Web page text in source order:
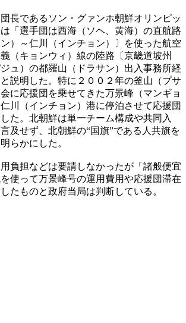
長であるソン・グァンホ朝鮮オリンピッ
「選手団は西海（ソヘ、黄海）の直航路
ン）～仁川（インチョン）〕を使った航空
（キョンウィ）線の陸路〔京畿道坡州
ジュ）の都羅山（ドラサン）出入事務所経
説明した。特に２００２年の釜山（プサ
に応援団を乗せてきた万景峰（マンギョ
川（インチョン）港に停泊させて応援団
た。北朝鮮は単一チーム構成や共同入
及せず、北朝鮮の“国旗”である人共旗を
らかにした。
負担などは要請しなかったが「諸般便宜
使って万景峰号の運用費用や応援団滞在
たものと政府当局は判断している。